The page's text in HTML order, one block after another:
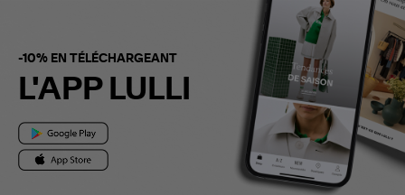
-10% EN TÉLÉCHARGEANT
L'APP LULLI